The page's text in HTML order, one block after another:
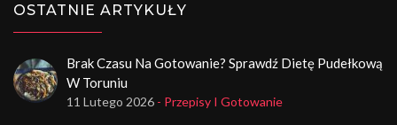
OSTATNIE ARTYKUŁY
Brak Czasu Na Gotowanie? Sprawdź Dietę Pudełkową
W Toruniu
11 Lutego 2026 - Przepisy I Gotowanie